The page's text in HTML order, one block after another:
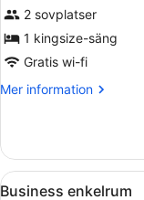
2 sovplatser
1 kingsize-säng
Gratis wi-fi
Mer information
Mer
dubbelrum
Öppna
5
Business enkelrum